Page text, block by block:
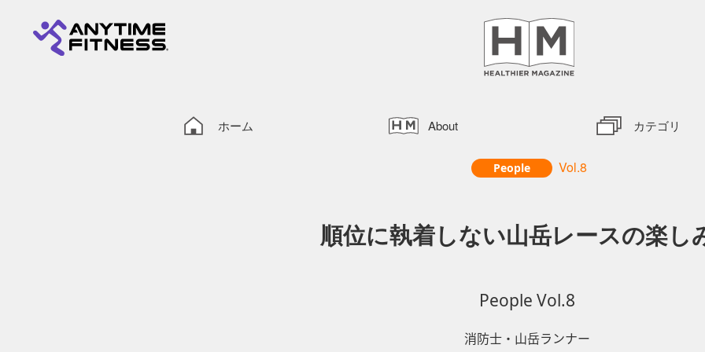
ホーム About カテゴリ
People Vol.8
順位に執着しない山岳レースの楽し
People Vol.8
消防士・山岳ランナー